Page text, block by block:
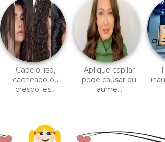
Cabelo liso,
cacheado ou
crespo: es...
Aplique capilar
pode causar ou
aume...